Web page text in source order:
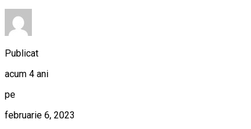
Publicat
acum 4 ani
pe
februarie 6, 2023